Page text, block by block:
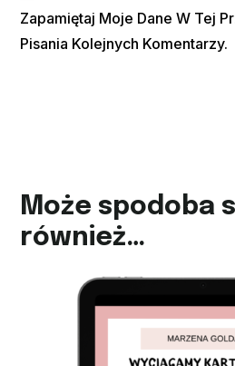
Zapamiętaj Moje Dane W Tej
Pisania Kolejnych Komentarzy.
Może spodoba
również…